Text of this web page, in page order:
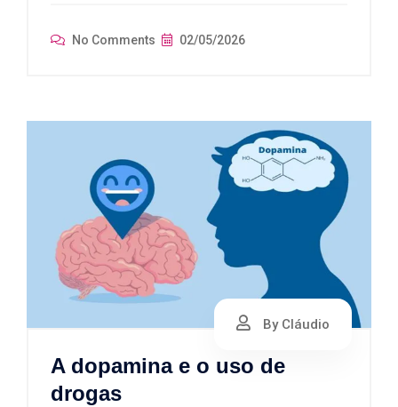
No Comments 02/05/2026
By Cláudio
A dopamina e o uso de
drogas